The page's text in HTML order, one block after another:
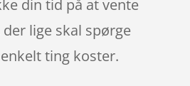
din tid på at vente
lige skal spørge
ting koster.